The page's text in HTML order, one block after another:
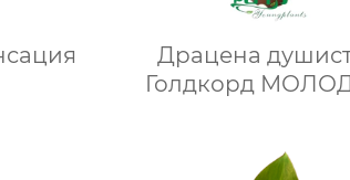
Драцена
Голдкорд